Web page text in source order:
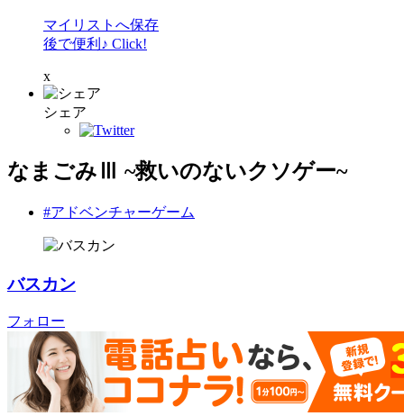
マイリストへ保存
後で便利♪ Click!
x
シェア
なまごみⅢ ~救いのないクソゲー~
#アドベンチャーゲーム
バスカン
フォロー